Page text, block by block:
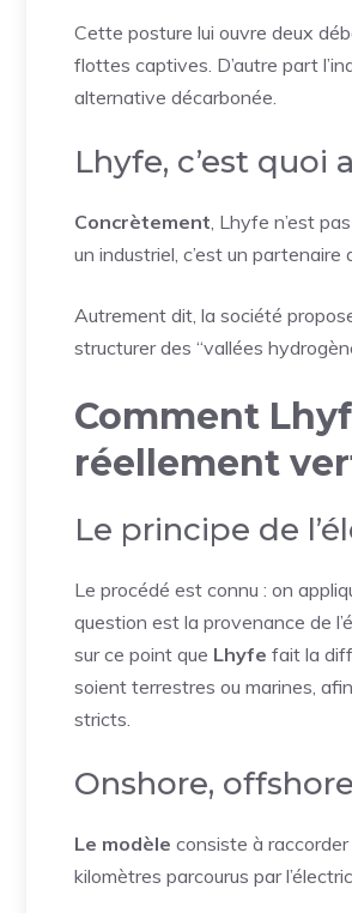
Cette posture lui ouvre deux
flottes captives. D’autre part
alternative décarbonée.
Lhyfe, c’est
Concrètement, Lhyfe n’est
un industriel, c’est un
Autrement dit, la société
structurer des “vallées
Comment
réellement
Le principe de
Le procédé est connu : on
question est la provenance de
sur ce point que Lhyfe fait la
soient terrestres ou marines,
stricts.
Onshore,
Le modèle consiste à
kilomètres parcourus par